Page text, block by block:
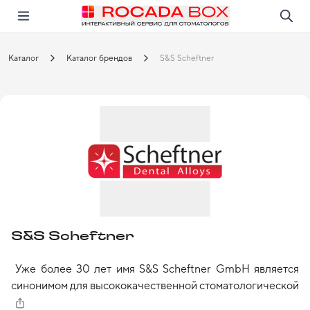
Открыть в приложении!
Каталог Каталог брендов S&S Scheftner
S&S Scheftner
Уже более 30 лет имя S&S Scheftner GmbH является
синонимом для высококачественной стоматологической
продукции. В последние 20 лет S&S Scheftner занял